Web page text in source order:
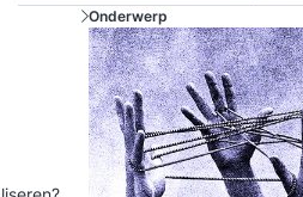
Onderwerp